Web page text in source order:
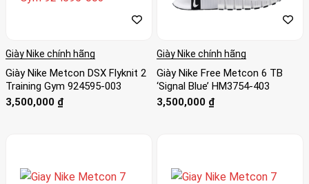
Giày Nike chính hãng
Giày Nike Metcon DSX Flyknit 2
Training Gym 924595-003
3,500,000 ₫
Giày Nike chính hãng
Giày Nike Free Metcon 6 TB
‘Signal Blue’ HM3754-403
3,500,000 ₫